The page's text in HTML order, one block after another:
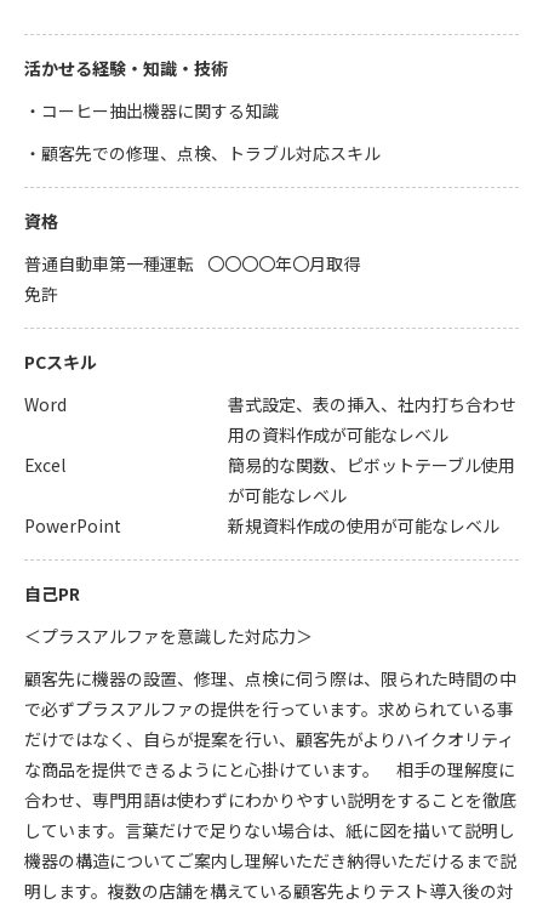
活かせる経験・知識・技術
・コーヒー抽出機器に関する知識
・顧客先での修理、点検、トラブル対応スキル
資格
普通自動車第一種運転
免許
〇〇〇〇年〇月取得
PCスキル
Word
書式設定、表の挿入、社内打ち合わせ
用の資料作成が可能なレベル
Excel
簡易的な関数、ピボットテーブル使用
が可能なレベル
PowerPoint
新規資料作成の使用が可能なレベル
自己PR
＜プラスアルファを意識した対応力＞
顧客先に機器の設置、修理、点検に伺う際は、限られた時間の中
で必ずプラスアルファの提供を行っています。求められている事
だけではなく、自らが提案を行い、顧客先がよりハイクオリティ
な商品を提供できるようにと心掛けています。 相手の理解度に
合わせ、専門用語は使わずにわかりやすい説明をすることを徹底
しています。言葉だけで足りない場合は、紙に図を描いて説明し
機器の構造についてご案内し理解いただき納得いただけるまで説
明します。複数の店舗を構えている顧客先よりテスト導入後の対